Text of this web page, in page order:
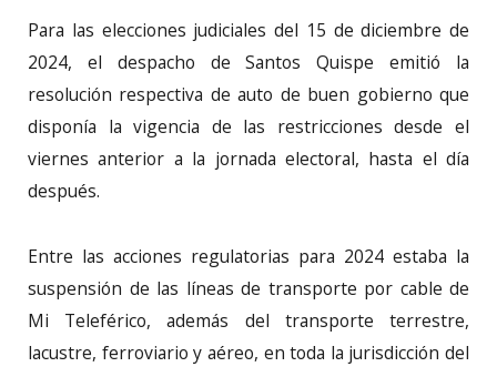
Para las elecciones judiciales del 15 de diciembre de
2024, el despacho de Santos Quispe emitió la
resolución respectiva de auto de buen gobierno que
disponía la vigencia de las restricciones desde el
viernes anterior a la jornada electoral, hasta el día
después.
Entre las acciones regulatorias para 2024 estaba la
suspensión de las líneas de transporte por cable de
Mi Teleférico, además del transporte terrestre,
lacustre, ferroviario y aéreo, en toda la jurisdicción del